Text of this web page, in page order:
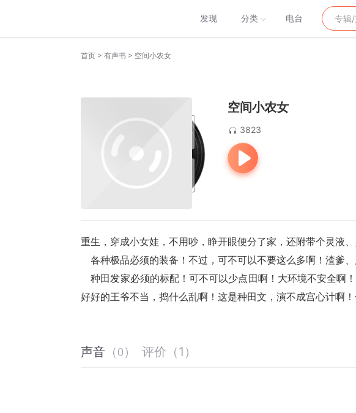
发现 分类 电台
首页 > 有声书 > 空间小农女
空间小农女
3823
重生，穿成小女娃，不用吵，睁开眼便分了家，还附带个灵液、
各种极品必须的装备！不过，可不可以不要这么多啊！渣爹
    种田发家必须的标配！可不可以少点田啊！大环境不安全啊！七灾八难的地主婆也太‘维和’了吧！哪个亲，你
好好的王爷不当，捣什么乱啊！这是种田文，演不成宫心计啊！
声音 （0） 评价 （1 ）